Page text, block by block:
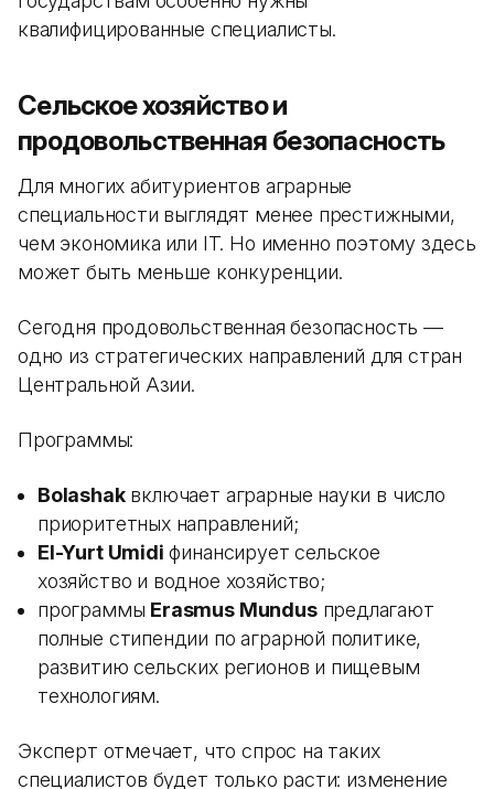
квалифицированные специалисты.
Сельское хозяйство и
продовольственная безопасность
Для многих абитуриентов аграрные
специальности выглядят менее престижными,
чем экономика или IT. Но именно поэтому здесь
может быть меньше конкуренции.
Сегодня продовольственная безопасность —
одно из стратегических направлений для стран
Центральной Азии.
Программы:
Bolashakвключает аграрные науки в число
приоритетных направлений;
El-Yurt Umidi финансирует сельское
хозяйство и водное хозяйство;
программы Erasmus Mundusпредлагают
полные стипендии по аграрной политике,
развитию сельских регионов и пищевым
технологиям.
Эксперт отмечает, что спрос на таких
специалистов будет только расти: изменение